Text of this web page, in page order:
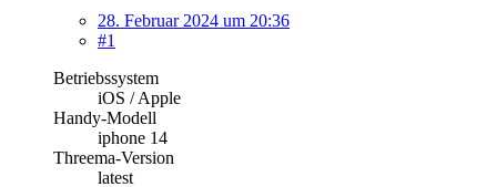
28. Februar 2024 um 20:36
#1
Betriebssystem
iOS / Apple
Handy-Modell
iphone 14
Threema-Version
latest